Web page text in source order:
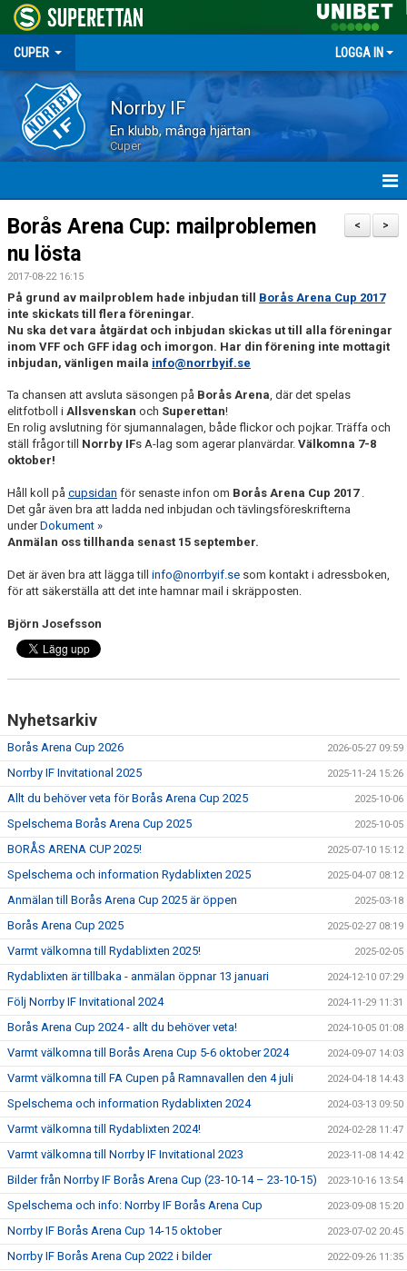
CUPER LOGGA IN
Norrby IF
En klubb, många hjärtan
Cuper
HEM
NYHETER
DOKUMENT
BORÅS ARENA CUP 2026
>
<
Borås Arena Cup: mailproblemen
nu lösta
2017-08-22 16:15
På grund av mailproblem hade inbjudan till Borås Arena Cup 2017
inte skickats till flera föreningar.
Nu ska det vara åtgärdat och inbjudan skickas ut till alla föreningar
inom VFF och GFF idag och imorgon. Har din förening inte mottagit
inbjudan, vänligen maila info@norrbyif.se
Ta chansen att avsluta säsongen på Borås Arena, där det spelas
elitfotboll i Allsvenskan och Superettan!
En rolig avslutning för sjumannalagen, både flickor och pojkar. Träffa och
ställ frågor till Norrby IFs A-lag som agerar planvärdar. Välkomna 7-8
oktober!
Håll koll på cupsidan för senaste infon om Borås Arena Cup 2017.
Det går även bra att ladda ned inbjudan och tävlingsföreskrifterna
underDokument »
Anmälan oss tillhanda senast 15 september.
Det är även bra att lägga till info@norrbyif.se som kontakt i adressboken,
för att säkerställa att det inte hamnar mail i skräpposten.
Björn Josefsson
Nyhetsarkiv
Borås Arena Cup 2026 2026-05-27 09:59
Norrby IF Invitational 2025 2025-11-24 15:26
Allt du behöver veta för Borås Arena Cup 2025 2025-10-06
Spelschema Borås Arena Cup 2025 2025-10-05
BORÅS ARENA CUP 2025! 2025-07-10 15:12
Spelschema och information Rydablixten 2025 2025-04-07 08:12
Anmälan till Borås Arena Cup 2025 är öppen 2025-03-18
Borås Arena Cup 2025 2025-02-27 08:19
Varmt välkomna till Rydablixten 2025! 2025-02-05
Rydablixten är tillbaka - anmälan öppnar 13 januari 2024-12-10 07:29
Följ Norrby IF Invitational 2024 2024-11-29 11:31
Borås Arena Cup 2024 - allt du behöver veta! 2024-10-05 01:08
Varmt välkomna till Borås Arena Cup 5-6 oktober 2024 2024-09-07 14:03
Varmt välkomna till FA Cupen på Ramnavallen den 4 juli 2024-04-18 14:43
Spelschema och information Rydablixten 2024 2024-03-13 09:50
Varmt välkomna till Rydablixten 2024! 2024-02-28 11:47
Varmt välkomna till Norrby IF Invitational 2023 2023-11-08 14:42
Bilder från Norrby IF Borås Arena Cup (23-10-14 – 23-10-15) 2023-10-16 13:54
Spelschema och info: Norrby IF Borås Arena Cup 2023-09-08 15:20
Norrby IF Borås Arena Cup 14-15 oktober 2023-07-02 20:45
Norrby IF Borås Arena Cup 2022 i bilder 2022-09-26 11:35